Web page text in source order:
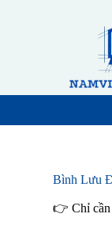
n
Bình Lưu
👉 Chỉ cần